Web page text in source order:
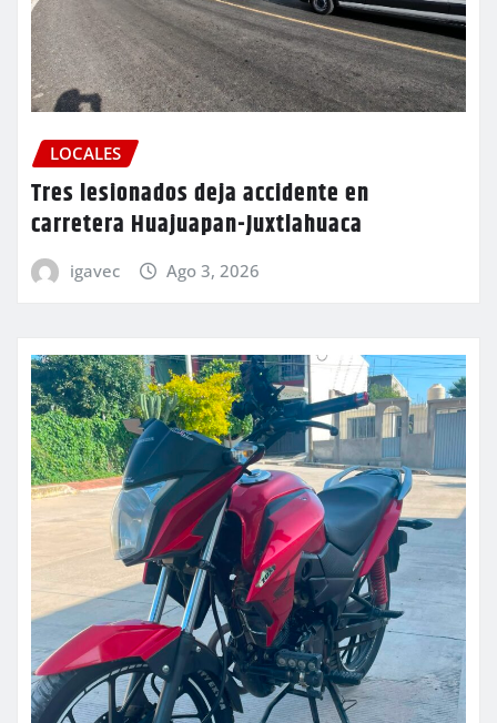
LOCALES
Tres lesionados deja accidente en
carretera Huajuapan-Juxtlahuaca
igavec Ago 3, 2026